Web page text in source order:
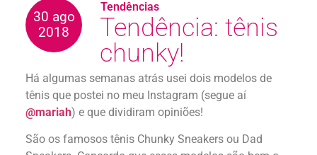
30 ago
2018
Tendências
Tendência: tênis
chunky!
Há algumas semanas atrás usei dois modelos de
tênis que postei no meu Instagram (segue aí
@mariah) e que dividiram opiniões!
São os famosos tênis Chunky Sneakers ou Dad